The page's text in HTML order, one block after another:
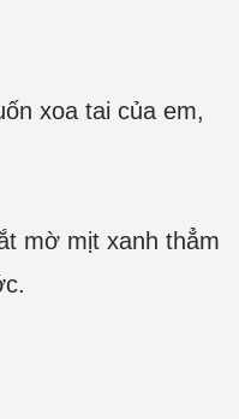
xoa tai của em,
mờ mịt xanh thẳm